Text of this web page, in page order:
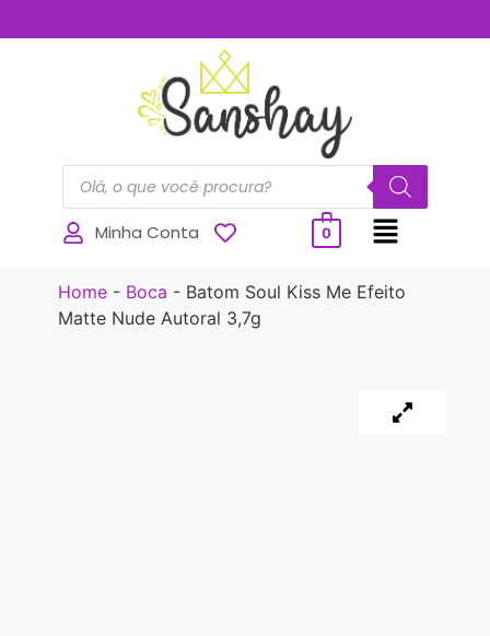
Minha Conta 0
Home- Boca - Batom Soul Kiss Me Efeito
Matte Nude Autoral 3,7g